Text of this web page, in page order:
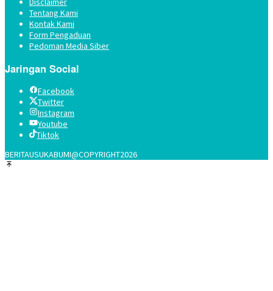
Tentang Kami
Kontak Kami
Form Pengaduan
Pedoman Media Siber
Jaringan Social
Facebook
Twitter
Instagram
Youtube
Tiktok
BERITAUSUKABUMI@COPYRIGHT2026